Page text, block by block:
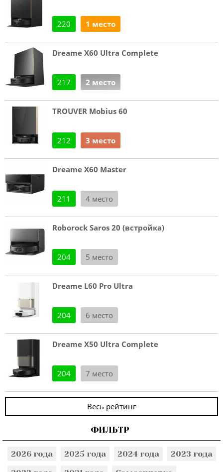
220 1 место
Dreame X60 Ultra Complete
217 2 место
TROUVER Mobius 60
212 3 место
Dreame X60 Master
211 4 место
Roborock Saros 20 (встройка)
204 5 место
Dreame L60 Pro Ultra
204 6 место
Dreame X50 Ultra Complete
204 7 место
Весь рейтинг
ФИЛЬТР
2026 года 2025 года 2024 года
2023 года